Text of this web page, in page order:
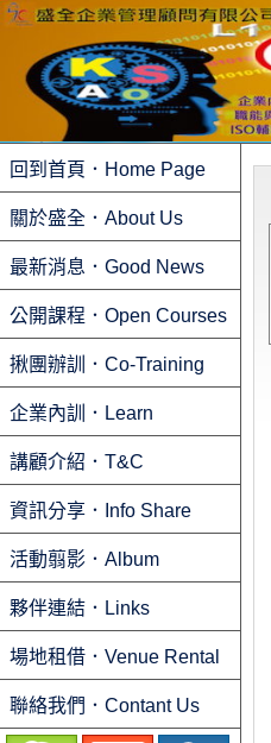
回到首頁．Home Page
關於盛全．About Us
最新消息．Good News
公開課程．Open Courses
揪團辦訓．Co-Training
企業內訓．Learn
講顧介紹．T&C
資訊分享．Info Share
活動翦影．Album
夥伴連結．Links
場地租借．Venue Rental
聯絡我們．Contant Us